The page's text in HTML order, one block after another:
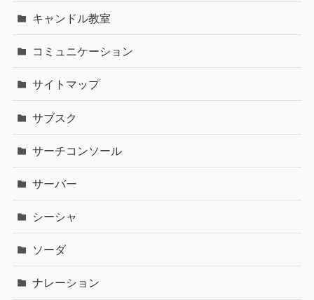
キャンドル教室
コミュニケーション
サイトマップ
サブスク
サーチコンソール
サーバー
シーシャ
ソーダ
ナレーション